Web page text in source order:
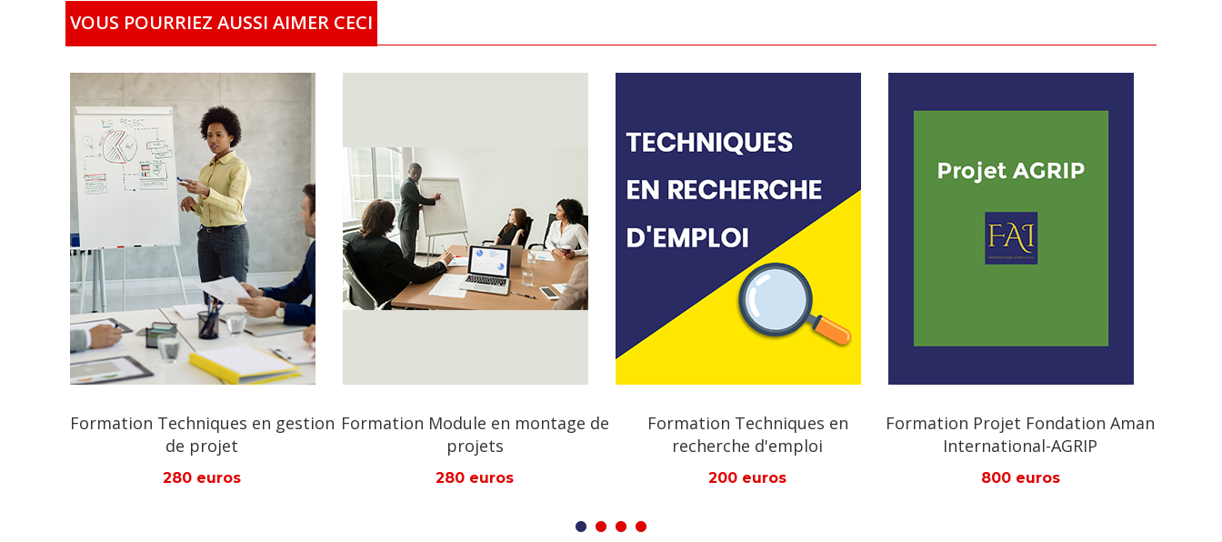
VOUS POURRIEZ AUSSI AIMER CECI
en gestion Formation Module en montage de
projets
280 euros
Formation Techniques en
recherche d'emploi
200 euros
Formation Projet Fondation Aman
International-AGRIP
800 euros
Uniforme pour cérémonie de
diplomation
75 euros